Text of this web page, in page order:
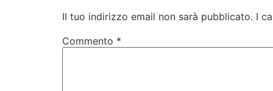
Il tuo indirizzo email non sarà pubblicato. I
Commento *